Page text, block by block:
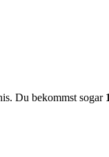
Du bekommst sogar